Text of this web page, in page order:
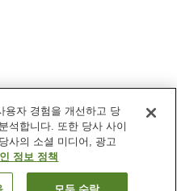
용자 경험을 개선하고 당
석합니다. 또한 당사 사이
사의 소셜 미디어, 광고
정보 정책